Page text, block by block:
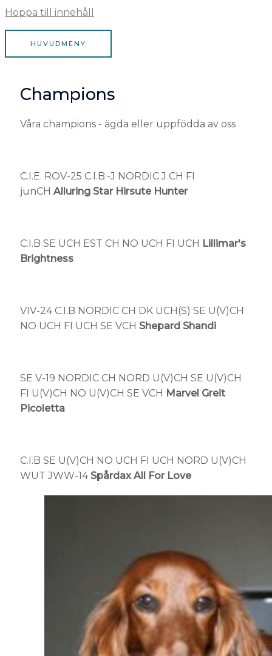
Hoppa till innehåll
HUVUDMENY
Champions
Våra champions - ägda eller uppfödda av oss
C.I.E. ROV-25 C.I.B.-J NORDIC J CH FI
junCH Alluring Star Hirsute Hunter
C.I.B SE UCH EST CH NO UCH FI UCH Lillimar's
Brightness
VIV-24 C.I.B NORDIC CH DK UCH(S) SE U(V)CH
NO UCH FI UCH SE VCH Shepard Shandi
SE V-19 NORDIC CH NORD U(V)CH SE U(V)CH
FI U(V)CH NO U(V)CH SE VCH Marvel Greit
Picoletta
C.I.B SE U(V)CH NO UCH FI UCH NORD U(V)CH
WUT JWW-14 Spårdax All For Love